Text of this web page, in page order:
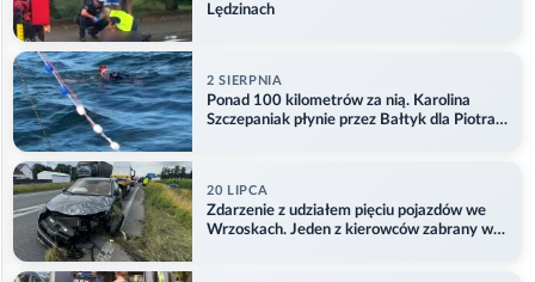
Lędzinach
2 SIERPNIA
Ponad 100 kilometrów za nią. Karolina
Szczepaniak płynie przez Bałtyk dla Piotra.
20 LIPCA
Zdarzenie z udziałem pięciu pojazdów we
Wrzoskach. Jeden z kierowców zabrany w